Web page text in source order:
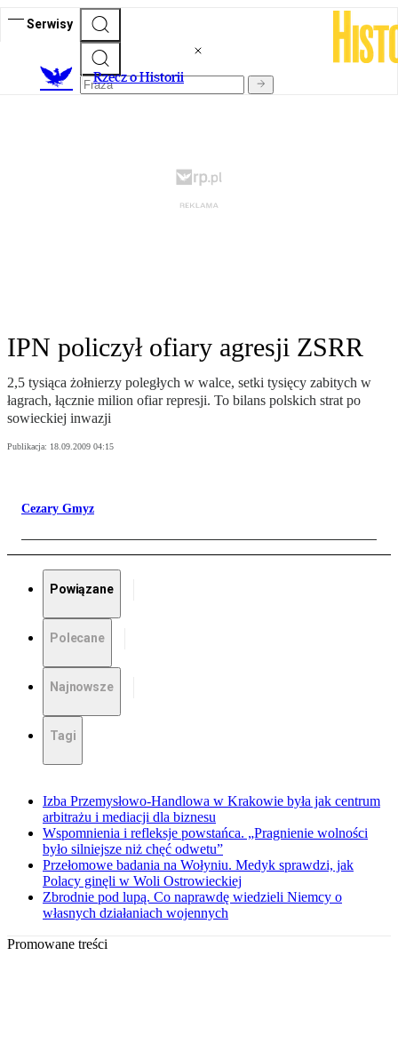
Serwisy
Rzecz o Historii
IPN policzył ofiary agresji ZSRR
2,5 tysiąca żołnierzy poległych w walce, setki tysięcy zabitych w
łagrach, łącznie milion ofiar represji. To bilans polskich strat po
sowieckiej inwazji
Publikacja: 18.09.2009 04:15
Cezary Gmyz
Powiązane
Polecane
Najnowsze
Tagi
Izba Przemysłowo-Handlowa w Krakowie była jak centrum
arbitrażu i mediacji dla biznesu
Wspomnienia i refleksje powstańca. „Pragnienie wolności
było silniejsze niż chęć odwetu”
Przełomowe badania na Wołyniu. Medyk sprawdzi, jak
Polacy ginęli w Woli Ostrowieckiej
Zbrodnie pod lupą. Co naprawdę wiedzieli Niemcy o
własnych działaniach wojennych
Promowane treści